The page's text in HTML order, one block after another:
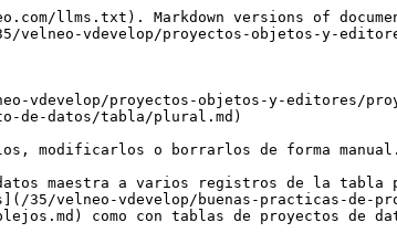
llms.txt). Markdown versions of
velneo-vdevelop/proyectos-objetos-y-
proyectos-objetos-y-editores/
de-datos/tabla/plural.md)
modificarlos o borrarlos de forma manual.
maestra a varios registros de la tabla
velneo-vdevelop/buenas-practicas-de-
como con tablas de proyectos de